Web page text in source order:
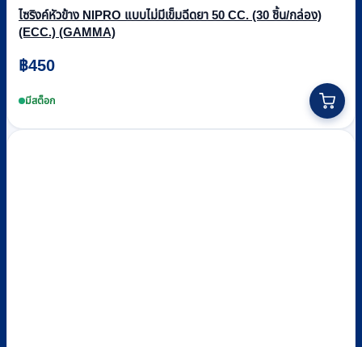
ไซริงค์หัวข้าง NIPRO แบบไม่มีเข็มฉีดยา 50 CC. (30 ชิ้น/กล่อง)
(ECC.) (GAMMA)
฿450
มีสต็อก